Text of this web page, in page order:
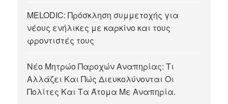
MELODIC: Πρόσκληση συμμετοχής για
νέους ενήλικες με καρκίνο και τους
φροντιστές τους
Νέο Μητρώο Παροχών Αναπηρίας: Τι
Αλλάζει Και Πώς Διευκολύνονται Οι
Πολίτες Και Τα Άτομα Με Αναπηρία.